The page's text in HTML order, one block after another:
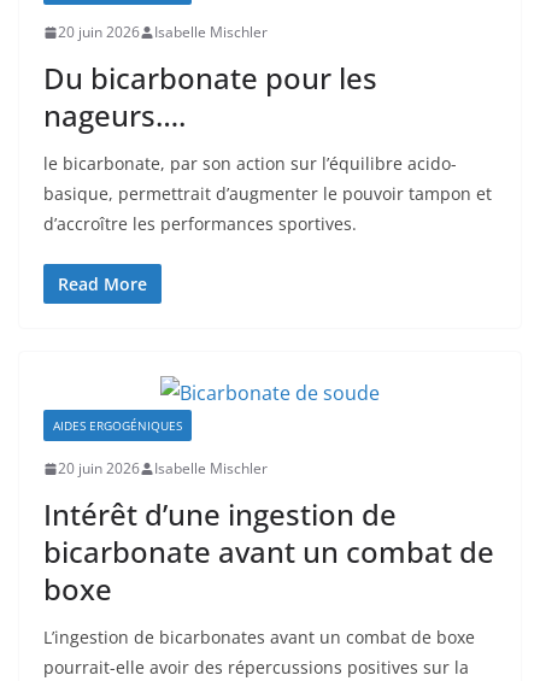
20 juin 2026 Isabelle Mischler
Du bicarbonate pour les
nageurs….
le bicarbonate, par son action sur l’équilibre acido-
basique, permettrait d’augmenter le pouvoir tampon et
d’accroître les performances sportives.
Read More
AIDES ERGOGÉNIQUES
20 juin 2026 Isabelle Mischler
Intérêt d’une ingestion de
bicarbonate avant un combat de
boxe
L’ingestion de bicarbonates avant un combat de boxe
pourrait-elle avoir des répercussions positives sur la